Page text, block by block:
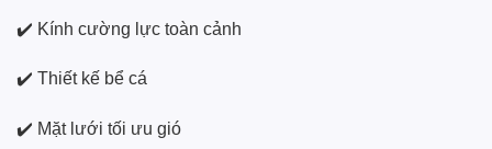
✔️ Kính cường lực toàn cảnh
✔️ Thiết kế bể cá
✔️ Mặt lưới tối ưu gió